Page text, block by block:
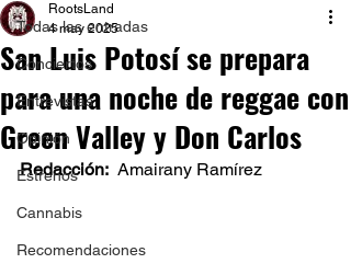
Todas las entradas
Conciertos
Entrevistas
Opinión
Estrenos
Cannabis
Recomendaciones
San Luis Potosí se prepara
para una noche de reggae con
Green Valley y Don Carlos
RootsLand
4 may 2025
Redacción: Amairany Ramírez